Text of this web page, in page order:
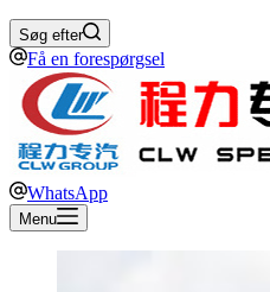
Søg efter
Få en forespørgsel
WhatsApp
Menu